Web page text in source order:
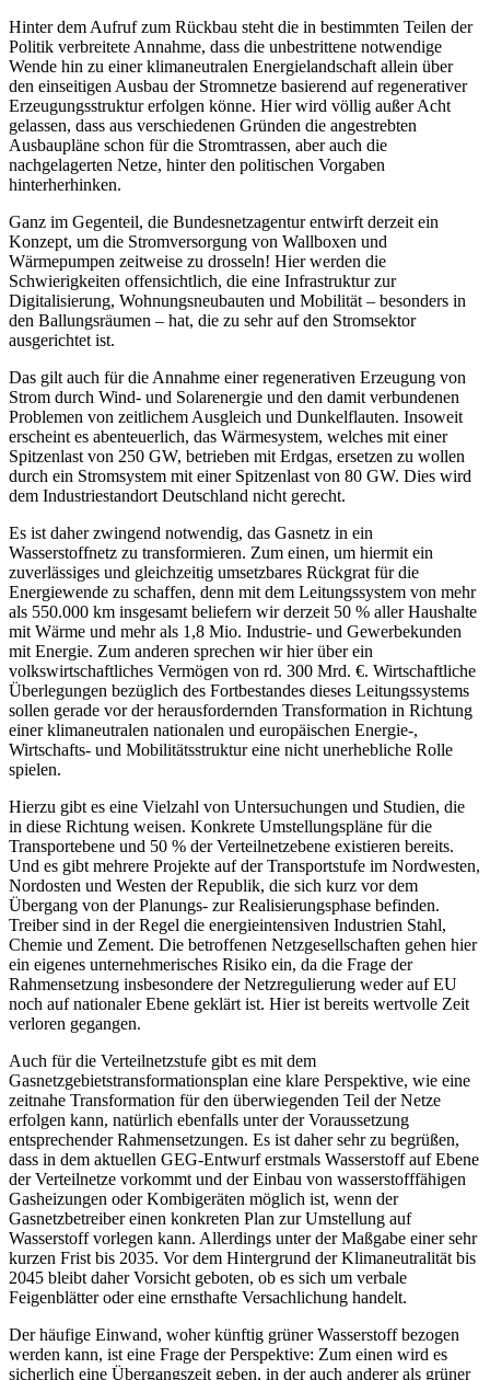
Hinter dem Aufruf zum Rückbau steht die in bestimmten Teilen der
Politik verbreitete Annahme, dass die unbestrittene notwendige
Wende hin zu einer klimaneutralen Energielandschaft allein über
den einseitigen Ausbau der Stromnetze basierend auf regenerativer
Erzeugungsstruktur erfolgen könne. Hier wird völlig außer Acht
gelassen, dass aus verschiedenen Gründen die angestrebten
Ausbaupläne schon für die Stromtrassen, aber auch die
nachgelagerten Netze, hinter den politischen Vorgaben
hinterherhinken.
Ganz im Gegenteil, die Bundesnetzagentur entwirft derzeit ein
Konzept, um die Stromversorgung von Wallboxen und
Wärmepumpen zeitweise zu drosseln! Hier werden die
Schwierigkeiten offensichtlich, die eine Infrastruktur zur
Digitalisierung, Wohnungsneubauten und Mobilität – besonders in
den Ballungsräumen – hat, die zu sehr auf den Stromsektor
ausgerichtet ist.
Das gilt auch für die Annahme einer regenerativen Erzeugung von
Strom durch Wind- und Solarenergie und den damit verbundenen
Problemen von zeitlichem Ausgleich und Dunkelflauten. Insoweit
erscheint es abenteuerlich, das Wärmesystem, welches mit einer
Spitzenlast von 250 GW, betrieben mit Erdgas, ersetzen zu wollen
durch ein Stromsystem mit einer Spitzenlast von 80 GW. Dies wird
dem Industriestandort Deutschland nicht gerecht.
Es ist daher zwingend notwendig, das Gasnetz in ein
Wasserstoffnetz zu transformieren. Zum einen, um hiermit ein
zuverlässiges und gleichzeitig umsetzbares Rückgrat für die
Energiewende zu schaffen, denn mit dem Leitungssystem von mehr
als 550.000 km insgesamt beliefern wir derzeit 50 % aller Haushalte
mit Wärme und mehr als 1,8 Mio. Industrie- und Gewerbekunden
mit Energie. Zum anderen sprechen wir hier über ein
volkswirtschaftliches Vermögen von rd. 300 Mrd. €. Wirtschaftliche
Überlegungen bezüglich des Fortbestandes dieses Leitungssystems
sollen gerade vor der herausfordernden Transformation in Richtung
einer klimaneutralen nationalen und europäischen Energie-,
Wirtschafts- und Mobilitätsstruktur eine nicht unerhebliche Rolle
spielen.
Hierzu gibt es eine Vielzahl von Untersuchungen und Studien, die
in diese Richtung weisen. Konkrete Umstellungspläne für die
Transportebene und 50 % der Verteilnetzebene existieren bereits.
Und es gibt mehrere Projekte auf der Transportstufe im Nordwesten,
Nordosten und Westen der Republik, die sich kurz vor dem
Übergang von der Planungs- zur Realisierungsphase befinden.
Treiber sind in der Regel die energieintensiven Industrien Stahl,
Chemie und Zement. Die betroffenen Netzgesellschaften gehen hier
ein eigenes unternehmerisches Risiko ein, da die Frage der
Rahmensetzung insbesondere der Netzregulierung weder auf EU
noch auf nationaler Ebene geklärt ist. Hier ist bereits wertvolle Zeit
verloren gegangen.
Auch für die Verteilnetzstufe gibt es mit dem
Gasnetzgebietstransformationsplan eine klare Perspektive, wie eine
zeitnahe Transformation für den überwiegenden Teil der Netze
erfolgen kann, natürlich ebenfalls unter der Voraussetzung
entsprechender Rahmensetzungen. Es ist daher sehr zu begrüßen,
dass in dem aktuellen GEG-Entwurf erstmals Wasserstoff auf Ebene
der Verteilnetze vorkommt und der Einbau von wasserstofffähigen
Gasheizungen oder Kombigeräten möglich ist, wenn der
Gasnetzbetreiber einen konkreten Plan zur Umstellung auf
Wasserstoff vorlegen kann. Allerdings unter der Maßgabe einer sehr
kurzen Frist bis 2035. Vor dem Hintergrund der Klimaneutralität bis
2045 bleibt daher Vorsicht geboten, ob es sich um verbale
Feigenblätter oder eine ernsthafte Versachlichung handelt.
Der häufige Einwand, woher künftig grüner Wasserstoff bezogen
werden kann, ist eine Frage der Perspektive: Zum einen wird es
sicherlich eine Übergangszeit geben, in der auch anderer als grüner